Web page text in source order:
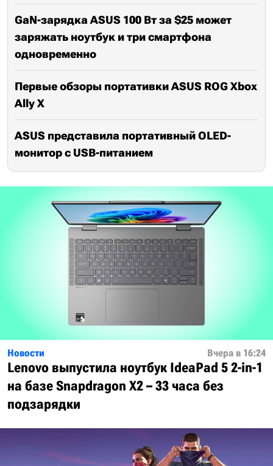
GaN-зарядка ASUS 100 Вт за $25 может
заряжать ноутбук и три смартфона
одновременно
Первые обзоры портативки ASUS ROG Xbox
Ally X
ASUS представила портативный OLED-
монитор с USB-питанием
Новости Вчера в 16:24
Lenovo выпустила ноутбук IdeaPad 5 2-in-1
на базе Snapdragon X2 – 33 часа без
подзарядки